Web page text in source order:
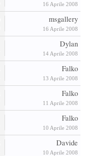
16 Aprile 2008
msgallery
16 Aprile 2008
Dylan
14 Aprile 2008
Falko
13 Aprile 2008
Falko
11 Aprile 2008
Falko
10 Aprile 2008
Davide
10 Aprile 2008